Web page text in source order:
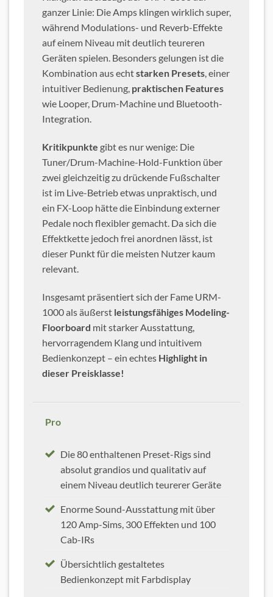
ganzer Linie: Die Amps klingen wirklich super,
während Modulations- und Reverb-Effekte
auf einem Niveau mit deutlich teureren
Geräten spielen. Besonders gelungen ist die
Kombination aus echtstarken Presets, einer
intuitiver Bedienung, praktischen Features
wie Looper, Drum-Machine und Bluetooth-
Integration.
Kritikpunkte gibt es nur wenige: Die
Tuner/Drum-Machine-Hold-Funktion über
zwei gleichzeitig zu drückende Fußschalter
ist im Live-Betrieb etwas unpraktisch, und
ein FX-Loop hätte die Einbindung externer
Pedale noch flexibler gemacht. Da sich die
Effektkette jedoch frei anordnen lässt, ist
dieser Punkt für die meisten Nutzer kaum
relevant.
Insgesamt präsentiert sich der Fame URM-
1000 als äußerst leistungsfähiges Modeling-
Floorboard mit starker Ausstattung,
hervorragendem Klang und intuitivem
Bedienkonzept – ein echtes Highlight in
dieser Preisklasse!
Pro
Die 80 enthaltenen Preset-Rigs sind
absolut grandios und qualitativ auf
einem Niveau deutlich teurerer Geräte
Enorme Sound-Ausstattung mit über
120 Amp-Sims, 300 Effekten und 100
Cab-IRs
Übersichtlich gestaltetes
Bedienkonzept mit Farbdisplay